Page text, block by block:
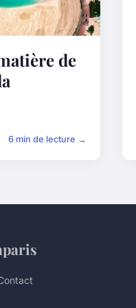
de
6 min de lecture →